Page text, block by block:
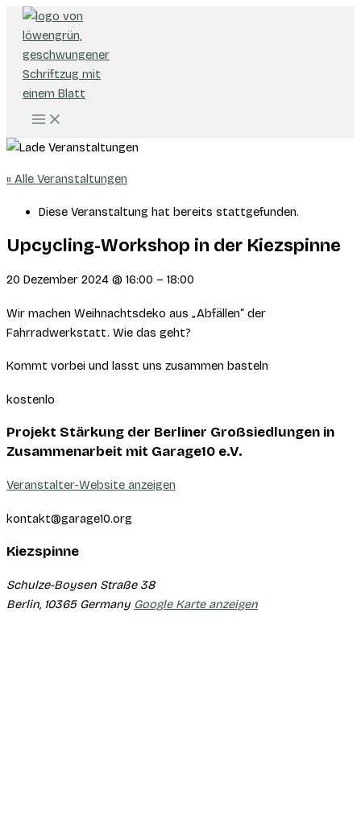
Zum
Inhalt
springen
« Alle Veranstaltungen
Diese Veranstaltung hat bereits stattgefunden.
Upcycling-Workshop in der Kiezspinne
20 Dezember 2024 @ 16:00 – 18:00
Wir machen Weihnachtsdeko aus „Abfällen“ der
Fahrradwerkstatt. Wie das geht?
Kommt vorbei und lasst uns zusammen basteln
kostenlo
Projekt Stärkung der Berliner Großsiedlungen in
Zusammenarbeit mit Garage10 e.V.
Veranstalter-Website anzeigen
kontakt@garage10.org
Kiezspinne
Schulze-Boysen Straße 38
Berlin, 10365 Germany Google Karte anzeigen